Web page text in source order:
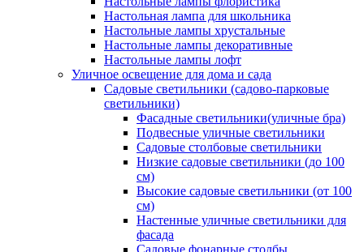
Настольная лампа для школьника
Настольные лампы хрустальные
Настольные лампы декоративные
Настольные лампы лофт
Уличное освещение для дома и сада
Садовые светильники (садово-парковые
светильники)
Фасадные светильники(уличные бра)
Подвесные уличные светильники
Садовые столбовые светильники
Низкие садовые светильники (до 100
см)
Высокие садовые светильники (от 100
см)
Настенные уличные светильники для
фасада
Садовые фонарные столбы